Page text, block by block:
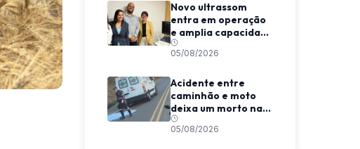
Novo ultrassom
entra em operação
e amplia capacidade
diagnóstica em
Viçosa
05/08/2026
Acidente entre
caminhão e moto
deixa um morto na
MGC-120, entre
Coimbra e São
05/08/2026